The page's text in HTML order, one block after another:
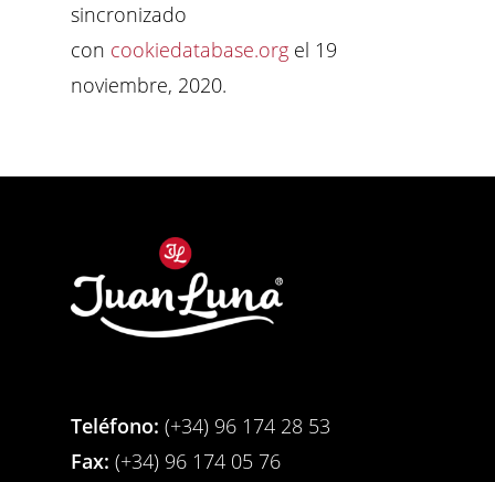
sincronizado
con cookiedatabase.org el 19
noviembre, 2020.
Teléfono: (+34) 96 174 28 53
Fax: (+34) 96 174 05 76